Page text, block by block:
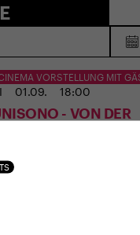
VORSTELLUNG MIT
01.09. 18:00
- VON DER
Georges Gachot